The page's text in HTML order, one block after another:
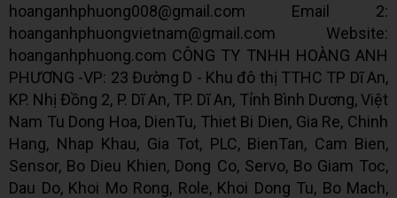
hoanganhphuong008@gmail.com Email 2:
hoanganhphuongvietnam@gmail.com Website:
hoanganhphuong.com CÔNG TY TNHH HOÀNG ANH
PHƯƠNG -VP: 23 Đường D - Khu đô thị TTHC TP Dĩ An,
KP. Nhị Đồng 2, P. Dĩ An, TP. Dĩ An, Tỉnh Bình Dương, Việt
Nam Tu Dong Hoa, DienTu, Thiet Bi Dien, Gia Re, Chinh
Hang, Nhap Khau, Gia Tot, PLC, BienTan, Cam Bien,
Sensor, Bo Dieu Khien, Dong Co, Servo, Bo Giam Toc,
Dau Do, Khoi Mo Rong, Role, Khoi Dong Tu, Bo Mach,